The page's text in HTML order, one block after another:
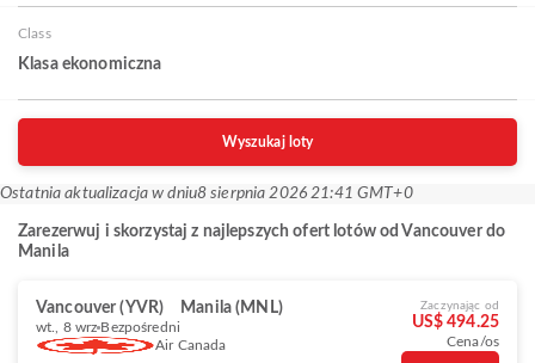
Class
Klasa ekonomiczna
Wyszukaj loty
Ostatnia aktualizacja w dniu8 sierpnia 2026 21:41 GMT+0
Zarezerwuj i skorzystaj z najlepszych ofert lotów od Vancouver do
Manila
Vancouver (YVR) Manila (MNL)
wt., 8 wrz Bezpośredni
Air Canada
Zaczynając od
US$ 494.25
Cena/os